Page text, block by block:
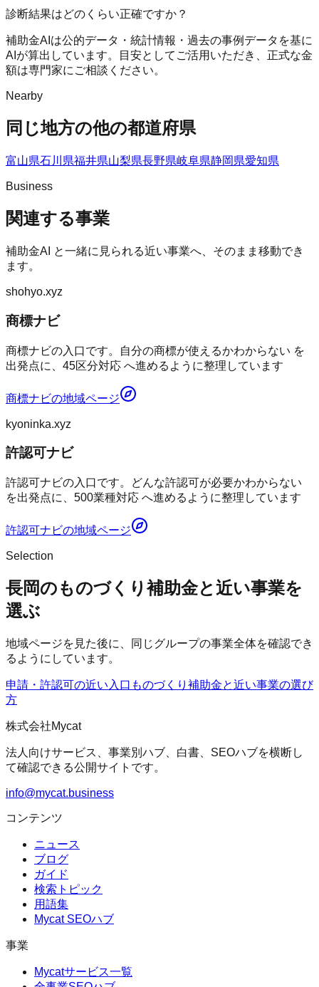
診断結果はどのくらい正確ですか？
補助金AIは公的データ・統計情報・過去の事例データを基に
AIが算出しています。目安としてご活用いただき、正式な金
額は専門家にご相談ください。
Nearby
同じ地方の他の都道府県
富山県石川県福井県山梨県長野県岐阜県静岡県愛知県
Business
関連する事業
補助金AI
と一緒に見られる近い事業へ、そのまま移動でき
ます。
shohyo.xyz
商標ナビ
商標ナビの入口です。自分の商標が使えるかわからない を
出発点に、45区分対応 へ進めるように整理しています
商標ナビの地域ページ
kyoninka.xyz
許認可ナビ
許認可ナビの入口です。どんな許認可が必要かわからない
を出発点に、500業種対応 へ進めるように整理しています
許認可ナビの地域ページ
Selection
長岡のものづくり補助金と近い事業を
選ぶ
地域ページを見た後に、同じグループの事業全体を確認でき
るようにしています。
申請・許認可の近い入口 ものづくり補助金と近い事業の選び
方
株式会社Mycat
法人向けサービス、事業別ハブ、白書、SEOハブを横断し
て確認できる公開サイトです。
info@mycat.business
コンテンツ
ニュース
ブログ
ガイド
検索トピック
用語集
Mycat SEOハブ
事業
Mycatサービス一覧